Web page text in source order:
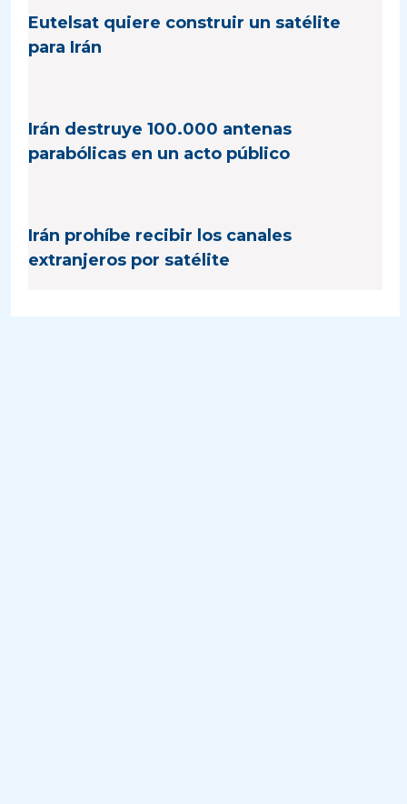
Eutelsat quiere construir un satélite
para Irán
Irán destruye 100.000 antenas
parabólicas en un acto público
Irán prohíbe recibir los canales
extranjeros por satélite